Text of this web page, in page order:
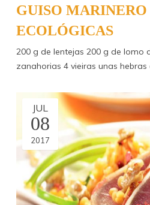
GUISO
ECOLÓGICAS
200 g de lentejas 200 g de lomo
zanahorias 4 vieiras unas
JUL
08
2017